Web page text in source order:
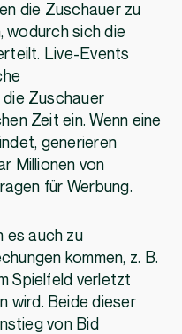
die Zuschauer zu
wodurch sich die
Live-Events
Zuschauer
Zeit ein. Wenn eine
generieren
Millionen von
für Werbung.
es auch zu
kommen, z. B.
Spielfeld verletzt
wird. Beide dieser
von Bid